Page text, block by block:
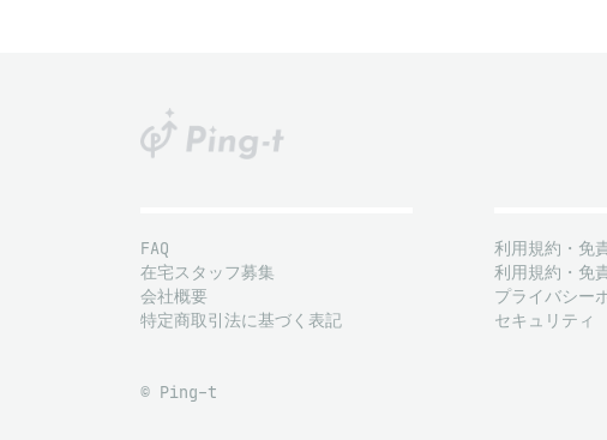
FAQ
在宅スタッフ募集
会社概要
特定商取引法に基づく表記
利用規約・免
利用規約・免
プライバシー
セキュリティ
© Ping-t